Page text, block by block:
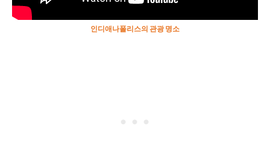
인디애나폴리스의 관광 명소